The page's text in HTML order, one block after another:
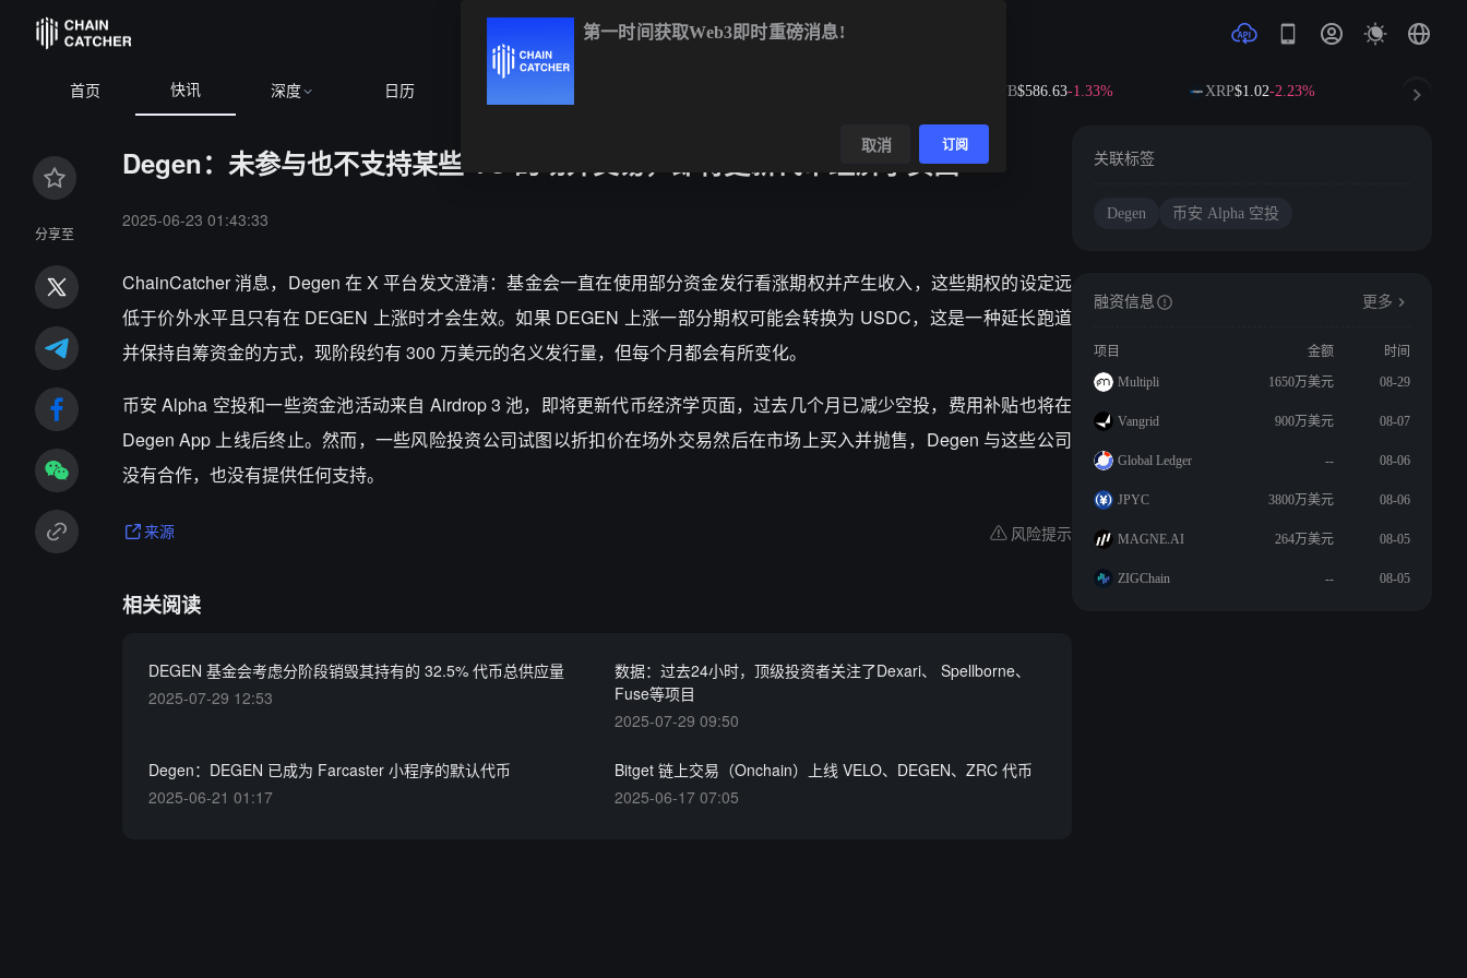
首页 快讯 深度 日历 BNB$586.63-1.33% XRP$1.02-2.23% SOL
分享至
Degen：未参与也不支持某些 VC 的场外交易，即将更新代币经济学页面
2025-06-23 01:43:33
ChainCatcher 消息，Degen 在 X 平台发文澄清：基金会一直在使用部分资金发行看涨期权并产生收入，这些期权的设定远
低于价外水平且只有在 DEGEN 上涨时才会生效。如果 DEGEN 上涨一部分期权可能会转换为 USDC，这是一种延长跑道
并保持自筹资金的方式，现阶段约有 300 万美元的名义发行量，但每个月都会有所变化。
币安 Alpha 空投和一些资金池活动来自 Airdrop 3 池，即将更新代币经济学页面，过去几个月已减少空投，费用补贴也将在
Degen App 上线后终止。然而，一些风险投资公司试图以折扣价在场外交易然后在市场上买入并抛售，Degen 与这些公司
没有合作，也没有提供任何支持。
来源 风险提示
相关阅读
DEGEN 基金会考虑分阶段销毁其持有的 32.5% 代币总供应量
2025-07-29 12:53
数据：过去24小时，顶级投资者关注了Dexari、 Spellborne、
Fuse等项目
2025-07-29 09:50
Degen：DEGEN 已成为 Farcaster 小程序的默认代币
2025-06-21 01:17
Bitget 链上交易（Onchain）上线 VELO、DEGEN、ZRC 代币
2025-06-17 07:05
关联标签
Degen 币安 Alpha 空投
融资信息 更多
项目 金额
时间
Multipli
1650万美元 08-29
Vangrid 900万美元 08-07
Global Ledger -- 08-06
JPYC 3800万美元 08-06
MAGNE.AI 264万美元 08-05
ZIGChain -- 08-05
第一时间获取Web3即时重磅消息!
取消 订阅